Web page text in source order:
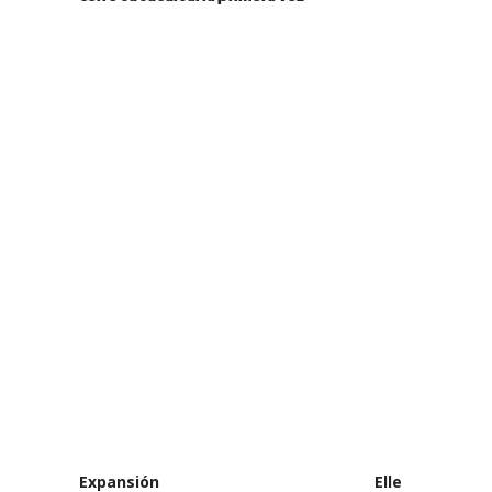
Expansión Elle